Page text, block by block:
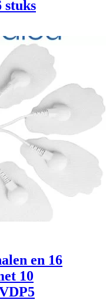
stuks
en 16
10